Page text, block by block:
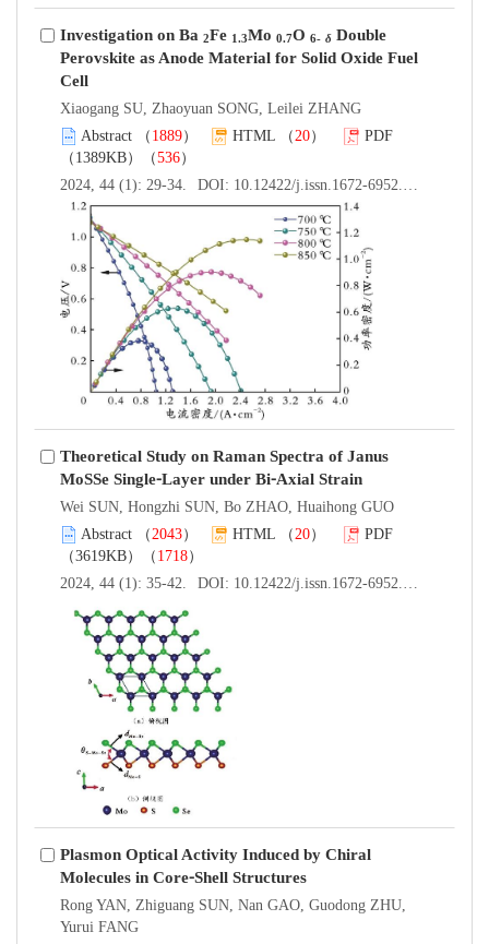
Investigation on Ba 2Fe 1.3Mo 0.7O 6- δ Double
Perovskite as Anode Material for Solid Oxide Fuel
Cell
Xiaogang SU, Zhaoyuan SONG, Leilei ZHANG
Abstract （ 1889） HTML （ 20）
PDF
（1389KB）（536）
2024, 44 (1): 29-34.
DOI: 10.12422/j.issn.1672-6952.2024.01.005
Theoretical Study on Raman Spectra of Janus
MoSSe Single⁃Layer under Bi⁃Axial Strain
Wei SUN, Hongzhi SUN, Bo ZHAO, Huaihong GUO
Abstract （ 2043） HTML （ 20）
PDF
（3619KB）（ 1718）
2024, 44 (1): 35-42.
DOI: 10.12422/j.issn.1672-6952.2024.01.006
Plasmon Optical Activity Induced by Chiral
Molecules in Core⁃Shell Structures
Rong YAN, Zhiguang SUN, Nan GAO, Guodong ZHU,
Yurui FANG